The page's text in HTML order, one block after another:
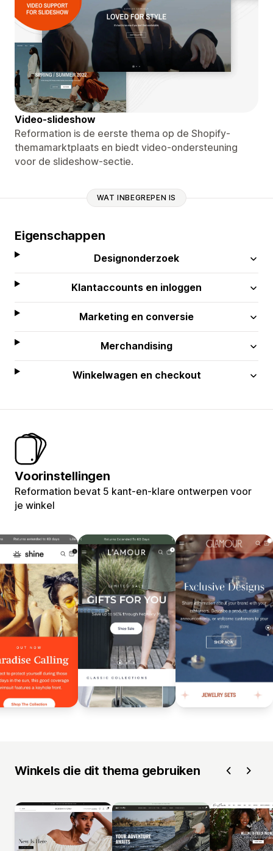
Video-slideshow
Reformation is de eerste thema op de Shopify-
themamarktplaats en biedt video-ondersteuning
voor de slideshow-sectie.
WAT INBEGREPEN IS
Eigenschappen
Designonderzoek
Klantaccounts en inloggen
Marketing en conversie
Merchandising
Winkelwagen en checkout
Voorinstellingen
Reformation bevat 5 kant-en-klare ontwerpen voor
je winkel
Winkels die dit thema gebruiken